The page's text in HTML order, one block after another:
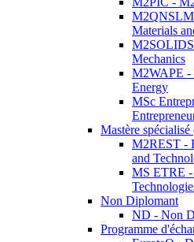
Materials
Mechanics
M2WAPE -
Energy
MSc
Mastère
M2REST -
and
MS ETRE -
Non Diplomant
ND - Non
Programme